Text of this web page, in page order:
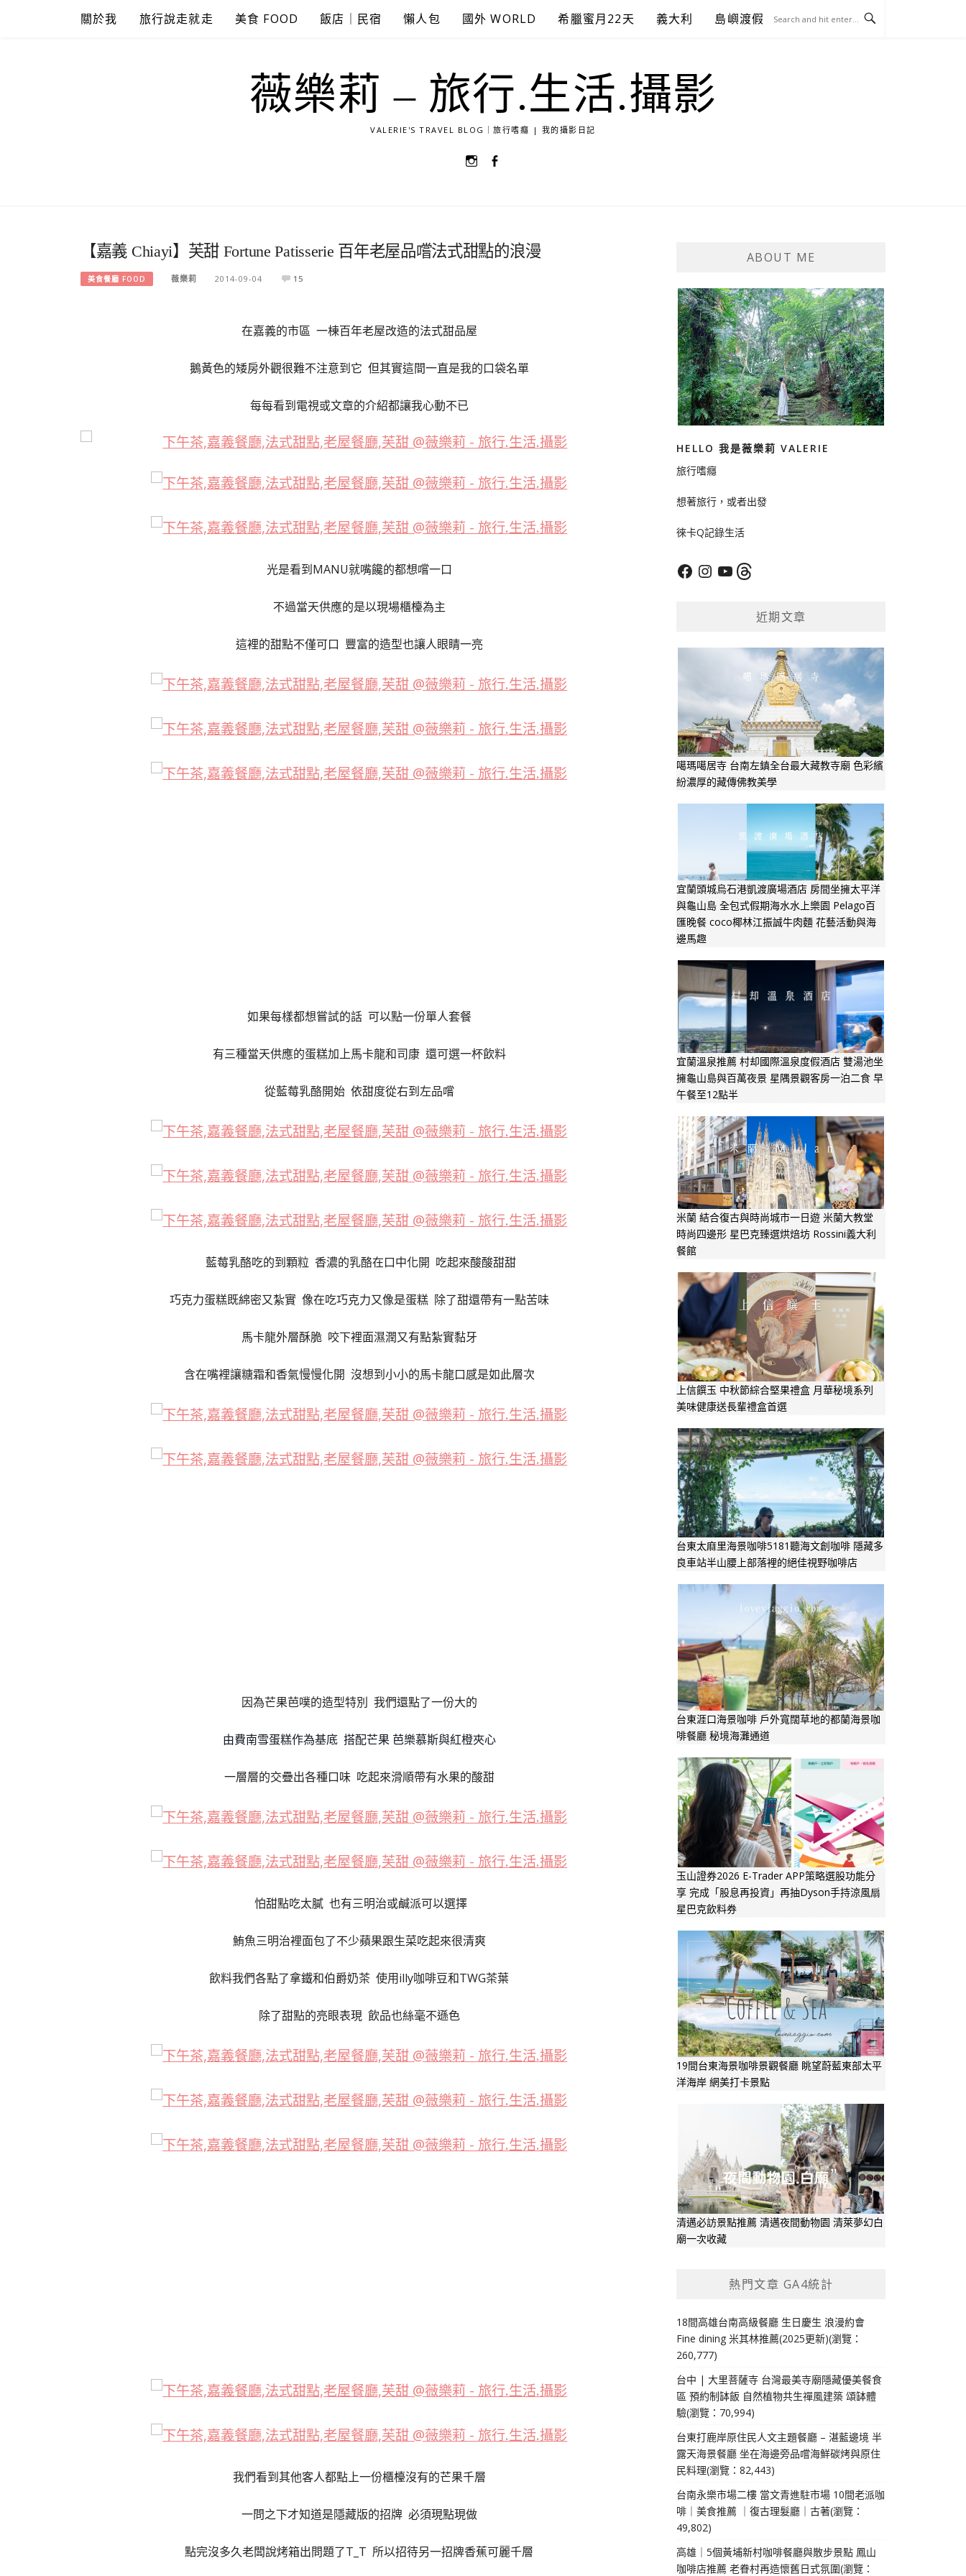
關於我 旅行說走就走 美食 FOOD 飯店｜民宿 懶人包 國外 WORLD 希臘蜜月22天 義大利 島嶼渡假
薇樂莉 – 旅行.生活.攝影
VALERIE'S TRAVEL BLOG｜旅行嗜癮 | 我的攝影日記
選
【嘉義 Chiayi】芙甜 Fortune Patisserie 百年老屋品嚐法式甜點的浪漫
美食餐廳 FOOD 薇樂莉 2014-09-04 15
在嘉義的市區 一棟百年老屋改造的法式甜品屋
鵝黃色的矮房外觀很難不注意到它 但其實這間一直是我的口袋名單
每每看到電視或文章的介紹都讓我心動不已
光是看到MANU就嘴饞的都想嚐一口
不過當天供應的是以現場櫃檯為主
這裡的甜點不僅可口 豐富的造型也讓人眼睛一亮
如果每樣都想嘗試的話 可以點一份單人套餐
有三種當天供應的蛋糕加上馬卡龍和司康 還可選一杯飲料
從藍莓乳酪開始 依甜度從右到左品嚐
藍莓乳酪吃的到顆粒 香濃的乳酪在口中化開 吃起來酸酸甜甜
巧克力蛋糕既綿密又紮實 像在吃巧克力又像是蛋糕 除了甜還帶有一點苦味
馬卡龍外層酥脆 咬下裡面濕潤又有點紮實黏牙
含在嘴裡讓糖霜和香氣慢慢化開 沒想到小小的馬卡龍口感是如此層次
因為芒果芭噗的造型特別 我們還點了一份大的
由費南雪蛋糕作為基底 搭配芒果 芭樂慕斯與紅橙夾心
一層層的交疊出各種口味 吃起來滑順帶有水果的酸甜
怕甜點吃太膩 也有三明治或鹹派可以選擇
鮪魚三明治裡面包了不少蘋果跟生菜吃起來很清爽
飲料我們各點了拿鐵和伯爵奶茶 使用illy咖啡豆和TWG茶葉
除了甜點的亮眼表現 飲品也絲毫不遜色
我們看到其他客人都點上一份櫃檯沒有的芒果千層
一問之下才知道是隱藏版的招牌 必須現點現做
點完沒多久老闆說烤箱出問題了T_T 所以招待另一招牌香蕉可麗千層
ABOUT ME
HELLO 我是薇樂莉 VALERIE
旅行嗜癮
想著旅行，或者出發
徠卡Q記錄生活
FacebookInstagram
YouTubeThreads
近期文章
噶瑪噶居寺 台南左鎮全台最大藏教寺廟 色彩繽
紛濃厚的藏傳佛教美學
宜蘭頭城烏石港凱渡廣場酒店 房間坐擁太平洋
與龜山島 全包式假期海水水上樂園 Pelago百
匯晚餐 coco椰林江振誠牛肉麵 花藝活動與海
邊馬趣
宜蘭溫泉推薦 村却國際溫泉度假酒店 雙湯池坐
擁龜山島與百萬夜景 星隅景觀客房一泊二食 早
午餐至12點半
米蘭 結合復古與時尚城市一日遊 米蘭大教堂
時尚四邊形 星巴克臻選烘焙坊 Rossini義大利
餐館
上信饌玉 中秋節綜合堅果禮盒 月華秘境系列
美味健康送長輩禮盒首選
台東太麻里海景咖啡5181聽海文創咖啡 隱藏多
良車站半山腰上部落裡的絕佳視野咖啡店
台東涯口海景咖啡 戶外寬闊草地的都蘭海景咖
啡餐廳 秘境海灘通道
玉山證券2026 E-Trader APP策略選股功能分
享 完成「股息再投資」再抽Dyson手持涼風扇
星巴克飲料券
19間台東海景咖啡景觀餐廳 眺望蔚藍東部太平
洋海岸 網美打卡景點
清邁必訪景點推薦 清邁夜間動物園 清萊夢幻白
廟一次收藏
熱門文章 GA4統計
18間高雄台南高級餐廳 生日慶生 浪漫約會
Fine dining 米其林推薦(2025更新)(瀏覽：
260,777)
台中 | 大里菩薩寺 台灣最美寺廟隱藏優美餐食
區 預約制缽飯 自然植物共生禪風建築 頌缽體
驗(瀏覽：70,994)
台東打鹿岸原住民人文主題餐廳 – 湛藍邊境 半
露天海景餐廳 坐在海邊旁品嚐海鮮碳烤與原住
民料理(瀏覽：82,443)
台南永樂市場二樓 當文青進駐市場 10間老派咖
啡｜美食推薦 ｜復古理髮廳｜古著(瀏覽：
49,802)
高雄｜5個黃埔新村咖啡餐廳與散步景點 鳳山
咖啡店推薦 老眷村再造懷舊日式氛圍(瀏覽：